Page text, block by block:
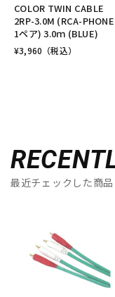
COLOR TWIN CABLE
2RP-3.0M (RCA-PHONE
1ペア) 3.0ｍ (BLUE)
¥3,960 （税込）
最近チェックした商品